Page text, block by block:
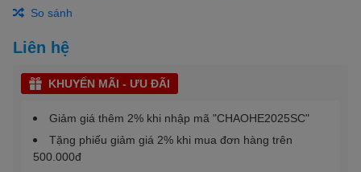
So sánh
Liên hệ
KHUYẾN MÃI - ƯU ĐÃI
Giảm giá thêm 2% khi nhập mã "CHAOHE2025SC"
Tặng phiếu giảm giá 2% khi mua đơn hàng trên
500.000đ